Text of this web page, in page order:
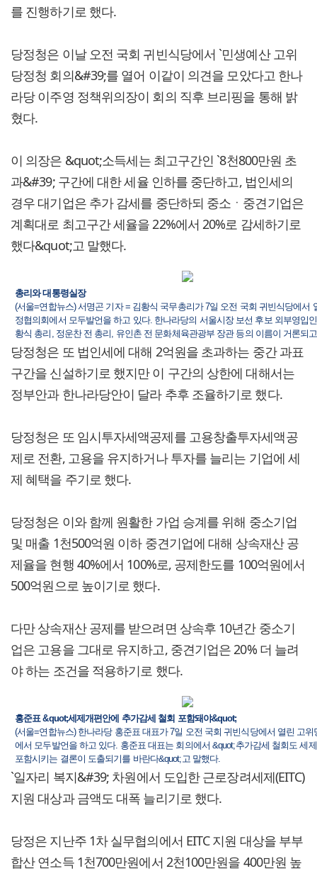
를 진행하기로 했다.
당정청은 이날 오전 국회 귀빈식당에서 `민생예산 고위
당정청 회의&#39;를 열어 이같이 의견을 모았다고 한나
라당 이주영 정책위의장이 회의 직후 브리핑을 통해 밝
혔다.
이 의장은 &quot;소득세는 최고구간인 `8천800만원 초
과&#39; 구간에 대한 세율 인하를 중단하고, 법인세의
경우 대기업은 추가 감세를 중단하되 중소ㆍ중견기업은
계획대로 최고구간 세율을 22%에서 20%로 감세하기로
했다&quot;고 말했다.
총리와 대통령실장
(서울=연합뉴스) 서명곤 기자 = 김황식 국무총리가 7일 오전 국회 귀빈식당에서
정협의회에서 모두발언을 하고 있다. 한나라당의 서울시장 보선 후보 외부영입
황식 총리, 정운찬 전 총리, 유인촌 전 문화체육관광부 장관 등의 이름이 거론되
당정청은 또 법인세에 대해 2억원을 초과하는 중간 과표
구간을 신설하기로 했지만 이 구간의 상한에 대해서는
정부안과 한나라당안이 달라 추후 조율하기로 했다.
당정청은 또 임시투자세액공제를 고용창출투자세액공
제로 전환, 고용을 유지하거나 투자를 늘리는 기업에 세
제 혜택을 주기로 했다.
당정청은 이와 함께 원활한 가업 승계를 위해 중소기업
및 매출 1천500억원 이하 중견기업에 대해 상속재산 공
제율을 현행 40%에서 100%로, 공제한도를 100억원에서
500억원으로 높이기로 했다.
다만 상속재산 공제를 받으려면 상속후 10년간 중소기
업은 고용을 그대로 유지하고, 중견기업은 20% 더 늘려
야 하는 조건을 적용하기로 했다.
홍준표 &quot;세제개편안에 추가감세 철회 포함돼야&quot;
(서울=연합뉴스) 한나라당 홍준표 대표가 7일 오전 국회 귀빈식당에서 열린 고위
에서 모두발언을 하고 있다. 홍준표 대표는 회의에서 &quot;추가감세 철회도 세
포함시키는 결론이 도출되기를 바란다&quot;고 말했다.
`일자리 복지&#39; 차원에서 도입한 근로장려세제(EITC)
지원 대상과 금액도 대폭 늘리기로 했다.
당정은 지난주 1차 실무협의에서 EITC 지원 대상을 부부
합산 연소득 1천700만원에서 2천100만원을 400만원 높